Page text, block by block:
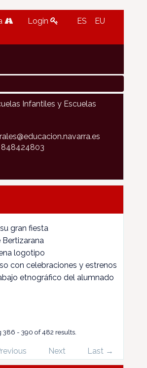
Login ES EU
Infantiles y Escuelas
848424803
gran fiesta
Bertizarana
logotipo
con celebraciones y estrenos
etnográfico del alumnado
386 - 390 of 482 results.
Next Last →